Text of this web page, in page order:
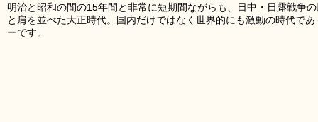
明治と昭和の間の15年間と非常に短期間ながらも、日中・日露戦争
と肩を並べた大正時代。国内だけではなく世界的にも激動の時代で
ーです。